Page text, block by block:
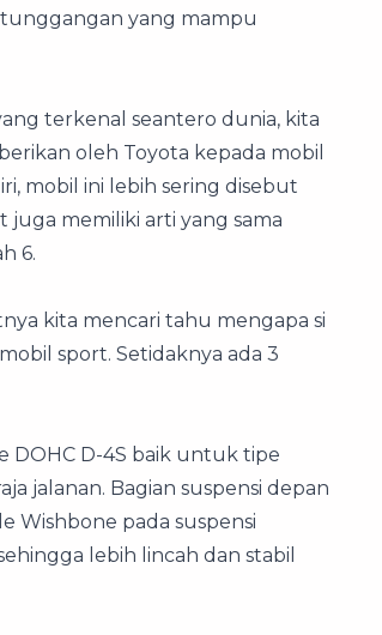
tunggangan yang mampu
terkenal seantero dunia, kita
oleh Toyota kepada mobil
mobil ini lebih sering disebut
memiliki arti yang sama
6.
kita mencari tahu mengapa si
sport. Setidaknya ada 3
DOHC D-4S baik untuk tipe
jalanan. Bagian suspensi depan
Wishbone pada suspensi
lebih lincah dan stabil